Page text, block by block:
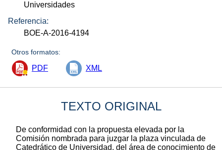
Universidades
Referencia:
BOE-A-2016-4194
Otros formatos:
PDF XML
TEXTO ORIGINAL
De conformidad con la propuesta elevada por la
Comisión nombrada para juzgar la plaza vinculada de
Catedrático de Universidad, del área de conocimiento de